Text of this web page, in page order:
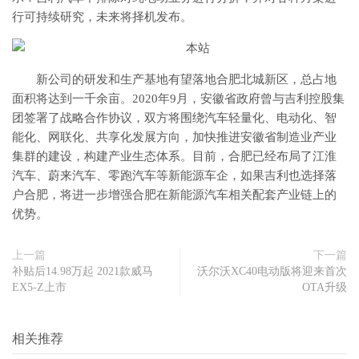
行可持续研究，未来将择机发布。
新公司的研发和生产基地有望落地合肥北城新区，总占地
面积将达到一千余亩。2020年9月，安徽省政府曾与吉利控股集
团签署了战略合作协议，双方将围绕汽车轻量化、电动化、智
能化、网联化、共享化发展方向，加快推进安徽省制造业产业
集群的建设，构建产业生态体系。目前，合肥已经布局了江淮
汽车、蔚来汽车、零跑汽车等新能源车企，如果吉利也选择落
户合肥，将进一步增强合肥在新能源汽车相关配套产业链上的
优势。
上一篇
补贴后14.98万起 2021款威马
EX5-Z上市
下一篇
沃尔沃XC40电动版将迎来首次
OTA升级
相关推荐